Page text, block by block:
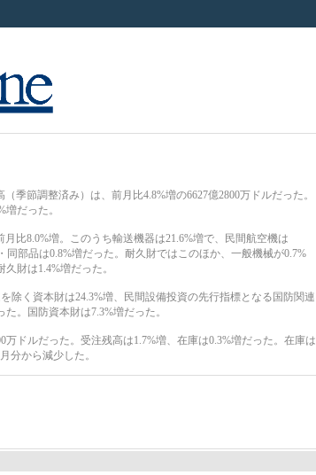
季節調整済み）は、前月比4.8%増の6627億2800万ドルだった。
だった。
比8.0%増。このうち輸送機器は21.6%増で、民間航空機は
同部品は0.8%増だった。耐久財ではこのほか、一般機械が0.7%
財は1.4%増だった。
除く資本財は24.3%増、民間設備投資の先行指標となる国防関連
。国防資本財は7.3%増だった。
ドルだった。受注残高は1.7%増、在庫は0.3%増だった。在庫は
分から減少した。